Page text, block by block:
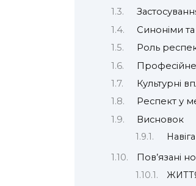
Синоніми та
Роль
Культурні
Респект у
Висновок
Пов’язані